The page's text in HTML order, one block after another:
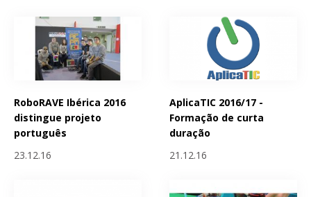
RoboRAVE Ibérica 2016
distingue projeto
português
23.12.16
AplicaTIC 2016/17 -
Formação de curta
duração
21.12.16